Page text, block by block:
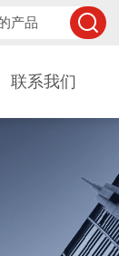
联系我们